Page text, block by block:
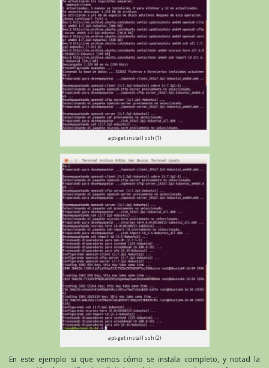
apt-get install ssh (1)
apt-get install ssh (2)
En este ejemplo si que vemos cómo se instala completo, y notad la